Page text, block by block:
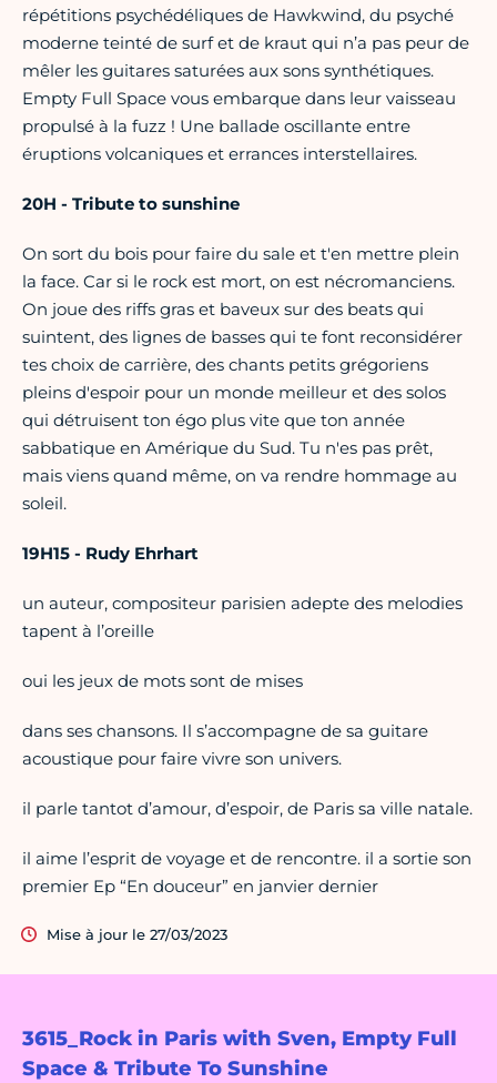
3615_Rock in Paris with Sven, Empty Full
Space & Tribute To Sunshine
répétitions psychédéliques de Hawkwind, du psyché
moderne teinté de surf et de kraut qui n’a pas peur de
mêler les guitares saturées aux sons synthétiques.
Empty Full Space vous embarque dans leur vaisseau
propulsé à la fuzz ! Une ballade oscillante entre
éruptions volcaniques et errances interstellaires.
20H - Tribute to sunshine
On sort du bois pour faire du sale et t'en mettre plein
la face. Car si le rock est mort, on est nécromanciens.
On joue des riffs gras et baveux sur des beats qui
suintent, des lignes de basses qui te font reconsidérer
tes choix de carrière, des chants petits grégoriens
pleins d'espoir pour un monde meilleur et des solos
qui détruisent ton égo plus vite que ton année
sabbatique en Amérique du Sud. Tu n'es pas prêt,
mais viens quand même, on va rendre hommage au
soleil.
19H15 - Rudy Ehrhart
un auteur, compositeur parisien adepte des melodies
tapent à l’oreille
oui les jeux de mots sont de mises
dans ses chansons. Il s’accompagne de sa guitare
acoustique pour faire vivre son univers.
il parle tantot d’amour, d’espoir, de Paris sa ville natale.
il aime l’esprit de voyage et de rencontre. il a sortie son
premier Ep “En douceur” en janvier dernier
Mise à jour le 27/03/2023